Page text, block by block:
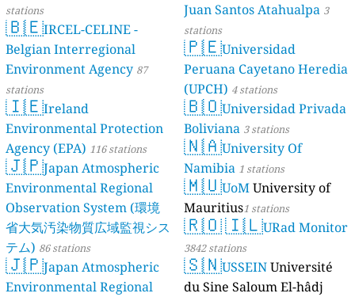
stations
🇧🇪IRCEL-CELINE -
Belgian Interregional
Environment Agency 87
stations
🇮🇪Ireland
Environmental Protection
Agency (EPA) 116 stations
🇯🇵Japan Atmospheric
Environmental Regional
Observation System (環境
省大気汚染物質広域監視シス
テム) 86 stations
🇯🇵Japan Atmospheric
Environmental Regional
Juan Santos Atahualpa 3
stations
🇵🇪Universidad
Peruana Cayetano Heredia
(UPCH) 4 stations
🇧🇴Universidad Privada
Boliviana 3 stations
🇳🇦University Of
Namibia 1 stations
🇲🇺UoMUniversity of
Mauritius1 stations
🇷🇴🇮🇱URad Monitor
3842 stations
🇸🇳USSEINUniversité
du Sine Saloum El-hâdj